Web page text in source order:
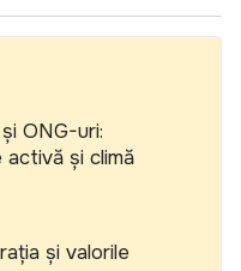
ONG-uri:
și climă
și valorile